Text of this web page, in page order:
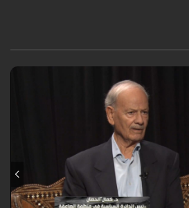
النضال المستمر ضد الاحتلال، حيث تداخلت
دول مجاورة كالأردن ومصر وغيرها، في
متعددة، سعياً لتحقيق الحرية والاستقلال